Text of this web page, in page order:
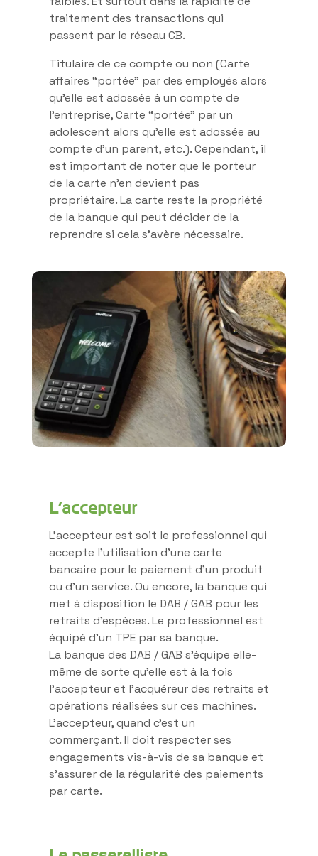
traitement des transactions qui
passent par le réseau CB.
Titulaire de ce compte ou non (Carte
affaires “portée” par des employés alors
qu’elle est adossée à un compte de
l’entreprise, Carte “portée” par un
adolescent alors qu’elle est adossée au
compte d’un parent, etc.). Cependant, il
est important de noter que le porteur
de la carte n’en devient pas
propriétaire. La carte reste la propriété
de la banque qui peut décider de la
reprendre si cela s’avère nécessaire.
L’accepteur
L’accepteur est soit le professionnel qui
accepte l’utilisation d’une carte
bancaire pour le paiement d’un produit
ou d’un service. Ou encore, la banque qui
met à disposition le DAB / GAB pour les
retraits d’espèces. Le professionnel est
équipé d’un TPE par sa banque.
La banque des DAB / GAB s’équipe elle-
même de sorte qu’elle est à la fois
l’accepteur et l’acquéreur des retraits et
opérations réalisées sur ces machines.
L’accepteur, quand c’est un
commerçant. Il doit respecter ses
engagements vis-à-vis de sa banque et
s’assurer de la régularité des paiements
par carte.